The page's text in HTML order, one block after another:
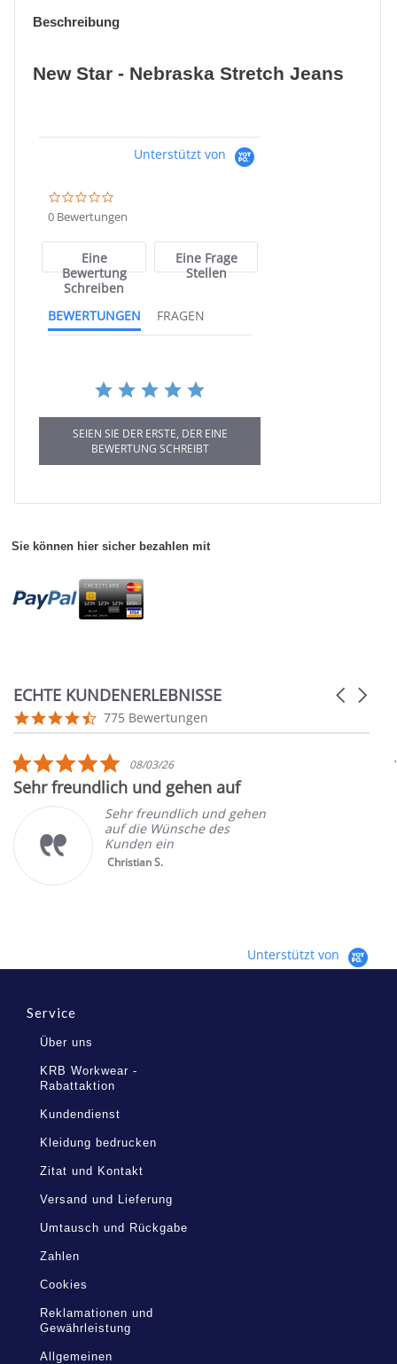
Beschreibung
New Star - Nebraska Stretch Jeans
Unterstützt von
star
rating
0 Bewertungen
Eine
Bewertung
Schreiben
Eine Frage
Stellen
BEWERTUNGEN FRAGEN
SEIEN SIE DER ERSTE, DER EINE
BEWERTUNG SCHREIBT
Sie können hier sicher bezahlen mit
ECHTE KUNDENERLEBNISSE
Reviews
carousel
Carousel
4.7
star
775 Bewertungen
5.0
star
rating
08/03/26
Sehr freundlich und gehen auf
Sehr freundlich und gehen
auf die Wünsche des
Kunden ein
Christian S.
Unterstützt von
Service
Über uns
KRB Workwear -
Rabattaktion
Kundendienst
Kleidung bedrucken
Zitat und Kontakt
Versand und Lieferung
Umtausch und Rückgabe
Zahlen
Cookies
Reklamationen und
Gewährleistung
Allgemeinen